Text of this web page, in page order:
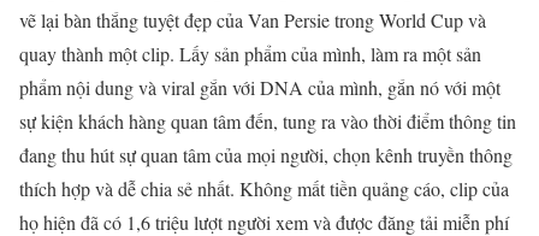
vẽ lại bàn thắng tuyệt đẹp của Van Persie trong World Cup và
quay thành một clip. Lấy sản phẩm của mình, làm ra một sản
phẩm nội dung và viral gắn với DNA của mình, gắn nó với một
sự kiện khách hàng quan tâm đến, tung ra vào thời điểm thông tin
đang thu hút sự quan tâm của mọi người, chọn kênh truyền thông
thích hợp và dễ chia sẻ nhất. Không mất tiền quảng cáo, clip của
họ hiện đã có 1,6 triệu lượt người xem và được đăng tải miễn phí